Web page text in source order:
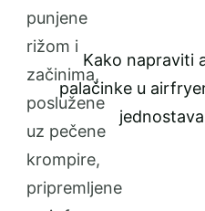
Kako napraviti
palačinke u